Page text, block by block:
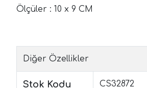
Ölçüler : 10 x 9 CM
Diğer Özellikler
Stok Kodu CS32872